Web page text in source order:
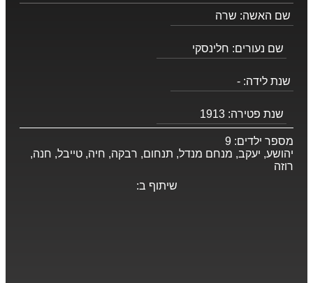
שם האשה: שרה
שם נעורים: חלינסקי
שנת לידה: -
שנת פטירה: 1913
מספר ילדים: 9
יהושע, יעקב, מנחם מנדל, תנחום, רבקה, חיה, טייבל, חנה,
רוזה
שיתוף ב: